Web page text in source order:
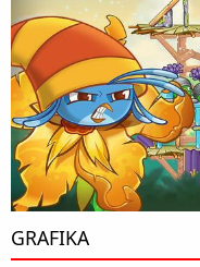
GRAFIKA